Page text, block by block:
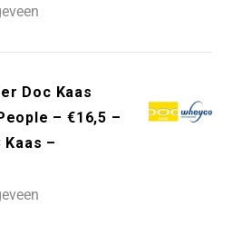
Doc Kaas
– €16,5 –
Kaas –